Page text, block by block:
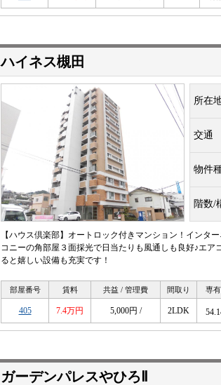
ハイネス槻田
所在
交通
物件
階数/
【ハウス倶楽部】オートロック付きマンション！インタ
コニーの角部屋３面採光で日当たりも風通しも良好♪エ
ると嬉しい設備も充実です！
部屋番号 賃料 共益 / 管理費 間取り 専
405 7.4万円 5,000円 / 2LDK
ガーデンパレスやひろⅡ